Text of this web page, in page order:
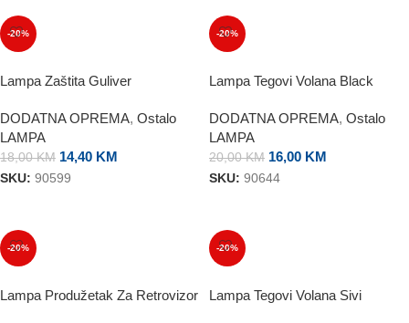
-20%
Lampa Zaštita Guliver
DODATNA OPREMA, Ostalo
LAMPA
18,00KM 14,40 KM
SKU: 90599
-20%
Lampa Tegovi Volana Black
DODATNA OPREMA, Ostalo
LAMPA
20,00KM 16,00 KM
SKU: 90644
-20%
Lampa Produžetak Za Retrovizor
-20%
Lampa Tegovi Volana Sivi